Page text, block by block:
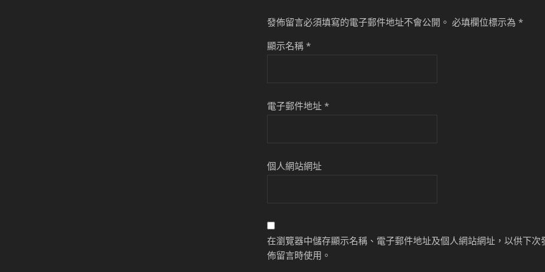
發佈留言必須填寫的電子郵件地址不會公開。 必填欄位標示為 *
顯示名稱 *
電子郵件地址 *
個人網站網址
在瀏覽器中儲存顯示名稱、電子郵件地址及個人網站網址，以供下次
佈留言時使用。